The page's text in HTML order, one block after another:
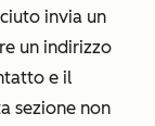
invia un
un indirizzo
e il
sezione non